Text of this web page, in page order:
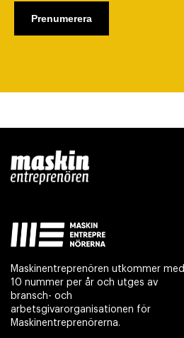
Maskinentreprenören utkommer med
10 nummer per år och utges av
bransch- och
arbetsgivarorganisationen för
Maskinentreprenörerna.